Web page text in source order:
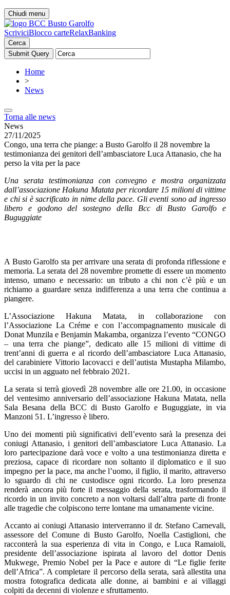
Chiudi menu
ScriviciBlocco carteRelaxBanking
Cerca
Home
>
News
Torna alle news
News
27/11/2025
Congo, una terra che piange: a Busto Garolfo il 28 novembre la
testimonianza dei genitori dell’ambasciatore Luca Attanasio, che ha
perso la vita per la pace
Una serata testimonianza con convegno e mostra organizzata
dall’associazione Hakuna Matata per ricordare 15 milioni di vittime
e chi si è sacrificato in nime della pace. Gli eventi sono ad ingresso
libero e godono del sostegno della Bcc di Busto Garolfo e
Buguggiate
A Busto Garolfo sta per arrivare una serata di profonda riflessione e
memoria. La serata del 28 novembre promette di essere un momento
intenso, umano e necessario: un tributo a chi non c’è più e un
richiamo a guardare senza indifferenza a una terra che continua a
piangere.
L’Associazione Hakuna Matata, in collaborazione con
l’Associazione La Créme e con l’accompagnamento musicale di
Donat Munzila e Benjamin Makamba, organizza l’evento “CONGO
– una terra che piange”, dedicato alle 15 milioni di vittime di
trent’anni di guerra e al ricordo dell’ambasciatore Luca Attanasio,
del carabiniere Vittorio Iacovacci e dell’autista Mustapha Milambo,
uccisi in un agguato nel febbraio 2021.
La serata si terrà giovedì 28 novembre alle ore 21.00, in occasione
del ventesimo anniversario dell’associazione Hakuna Matata, nella
Sala Besana della BCC di Busto Garolfo e Buguggiate, in via
Manzoni 51. L’ingresso è libero.
Uno dei momenti più significativi dell’evento sarà la presenza dei
coniugi Attanasio, i genitori dell’ambasciatore Luca Attanasio. La
loro partecipazione darà voce e volto a una testimonianza diretta e
preziosa, capace di ricordare non soltanto il diplomatico e il suo
impegno per la pace, ma anche l’uomo, il figlio, il marito, attraverso
lo sguardo di chi ne custodisce ogni ricordo. La loro presenza
renderà ancora più forte il messaggio della serata, trasformando il
ricordo in un invito concreto a non voltarsi dall’altra parte di fronte
alle tragedie che colpiscono terre lontane ma umanamente vicine.
Accanto ai coniugi Attanasio interverranno il dr. Stefano Carnevali,
assessore del Comune di Busto Garolfo, Noella Castiglioni, che
racconterà la sua esperienza di vita in Congo, e Luca Ramaioli,
presidente dell’associazione ispirata al lavoro del dottor Denis
Mukwege, Premio Nobel per la Pace e autore di “Le figlie ferite
dell’Africa”. A completare il percorso della serata, sarà allestita una
mostra fotografica dedicata alle donne, ai bambini e ai villaggi
colpiti da decenni di violenze e sfruttamento.